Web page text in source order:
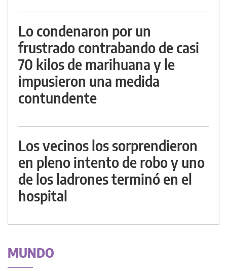
Lo condenaron por un
frustrado contrabando de casi
70 kilos de marihuana y le
impusieron una medida
contundente
Los vecinos los sorprendieron
en pleno intento de robo y uno
de los ladrones terminó en el
hospital
MUNDO